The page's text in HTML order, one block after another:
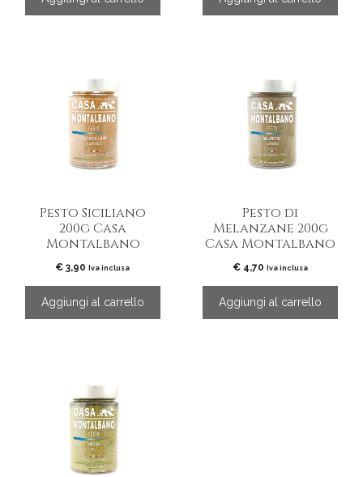
Pesto Siciliano
200g Casa
Montalbano
€ 3,90 Iva inclusa
Aggiungi al carrello
Pesto di
Melanzane 200g
Casa Montalbano
€4,70 Iva inclusa
Aggiungi al carrello